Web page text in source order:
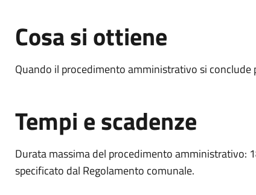
Cosa si ottiene
Quando il procedimento amministrativo si
Tempi e scadenze
Durata massima del procedimento amministrativo:
specificato dal Regolamento comunale.